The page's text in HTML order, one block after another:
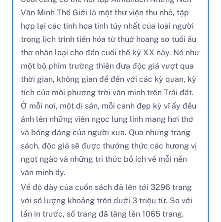
Văn Minh Thế Giới là một thư viện thu nhỏ, tập
hợp lại các tinh hoa tinh túy nhất của loài người
trong lịch trình tiến hóa từ thuở hoang sơ tuổi ấu
thơ nhân loại cho đến cuối thế kỷ XX này. Nó như
một bộ phim trường thiên đưa độc giả vượt qua
thời gian, không gian để đến với các kỳ quan, kỳ
tích của mỗi phương trời văn minh trên Trái đất.
Ở mỗi nơi, một di sản, mỗi cảnh đẹp kỳ vĩ ấy đều
ánh lên những viên ngọc lung linh mang hơi thở
và bóng dáng của người xưa. Qua những trang
sách, độc giả sẽ được thưởng thức các hương vị
ngọt ngào và những tri thức bổ ích về mỗi nền
văn minh ấy.
Về độ dày của cuốn sách đã lên tới 3296 trang
với số lượng khoảng trên dưới 3 triệu từ. So với
lần in trước, số trang đã tăng lên 1065 trang.